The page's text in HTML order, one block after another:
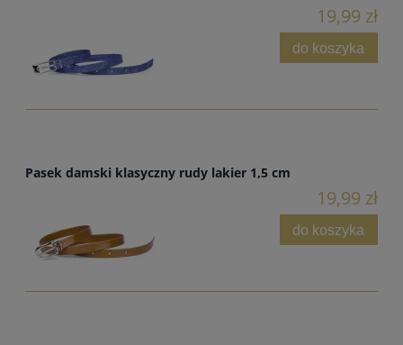
19,99 zł
do koszyka
Pasek damski klasyczny rudy lakier 1,5 cm
19,99 zł
do koszyka